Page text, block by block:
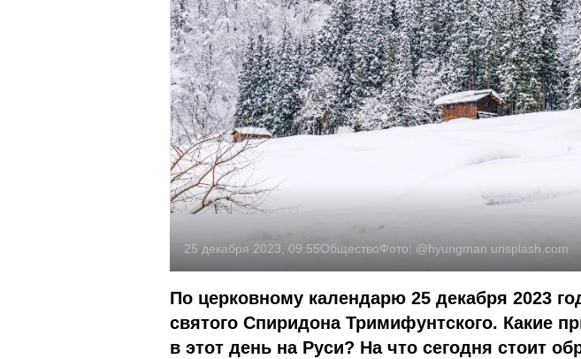
25 декабря 2023, 09:55ОбществоФото: @hyungman unsplash.com
По церковному календарю 25 декабря 2023
святого Спиридона Тримифунтского. Какие
в этот день на Руси? На что сегодня стоит